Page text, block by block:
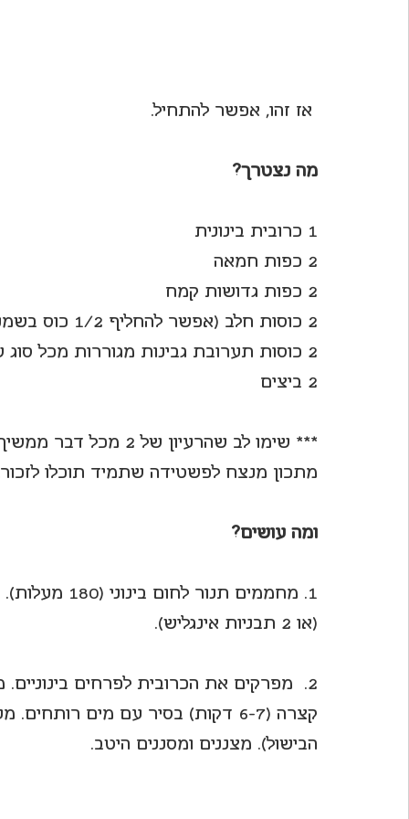
מה נצטרך?
1 כרובית בינונית
2 כפות חמאה
2 כפות גדושות קמח
2 כוסות חלב (אפשר להחליף 1/2 כוס בשמנת לבישול)
2 כוסות תערובת גבינות מגוררות מכל סוג שאוהבים (כ-200 גר')
2 ביצים
*** שימו לב שהרעיון
מתכון מנצח לפשטידה שתמיד תוכלו
ומה עושים?
(או 2 תבניות אינגליש).
קצרה (6-7 דקות) בסיר עם מים
הבישול). מצננים ומסננים היטב.